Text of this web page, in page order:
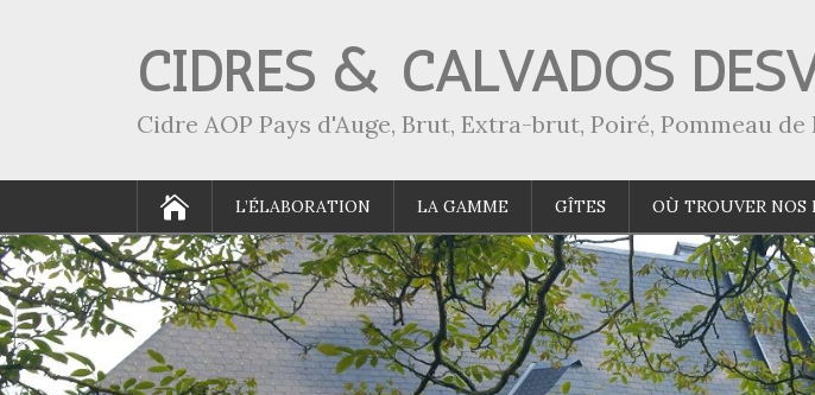
CIDRES & CALVADOS
Cidre AOP Pays d'Auge, Brut, Extra-brut, Poiré, Pommeau
L’ÉLABORATION LA GAMME GÎTES OÙ TROUVER NOS